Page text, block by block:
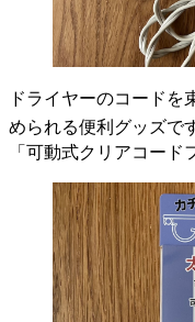
ドライヤーのコードを
められる便利グッズで
「可動式クリアコード